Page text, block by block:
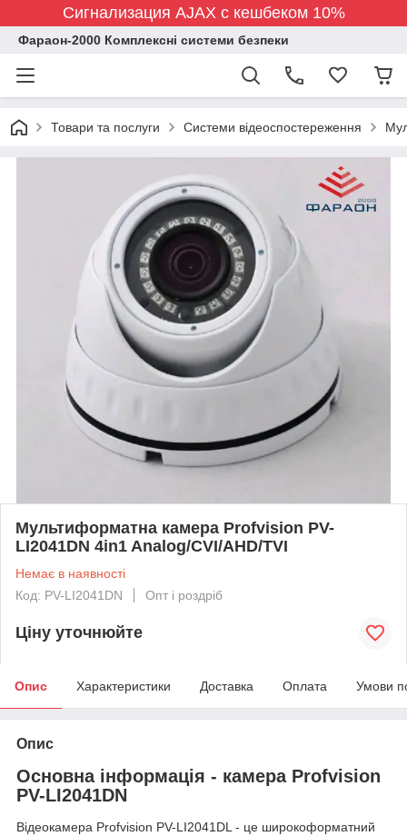
Сигнализация AJAX с кешбеком 10%
Фараон-2000 Комплексні системи безпеки
Товари та послуги Системи відеоспостереження
Мультиформатна камера Profvision PV-
LI2041DN 4in1 Analog/CVI/AHD/TVI
Немає в наявності
Код: PV-LI2041DN
Опт і роздріб
Ціну уточнюйте
Опис Характеристики Доставка Оплата Умови
Опис
Основна інформація - камера Profvision
PV-LI2041DN
Відеокамера Profvision PV-LI2041DL - це широкоформатний